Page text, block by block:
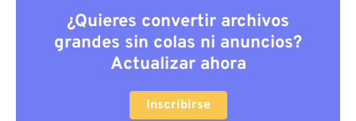
¿Quieres convertir archivos
grandes sin colas ni anuncios?
Actualizar ahora
Inscribirse